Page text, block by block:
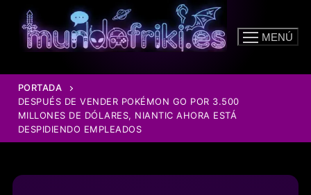
contenido
MENÚ
PORTADA
DESPUÉS DE VENDER POKÉMON GO POR 3.500
MILLONES DE DÓLARES, NIANTIC AHORA ESTÁ
DESPIDIENDO EMPLEADOS